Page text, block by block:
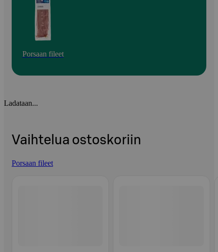
Porsaan fileet
Ladataan...
Vaihtelua ostoskoriin
Porsaan fileet